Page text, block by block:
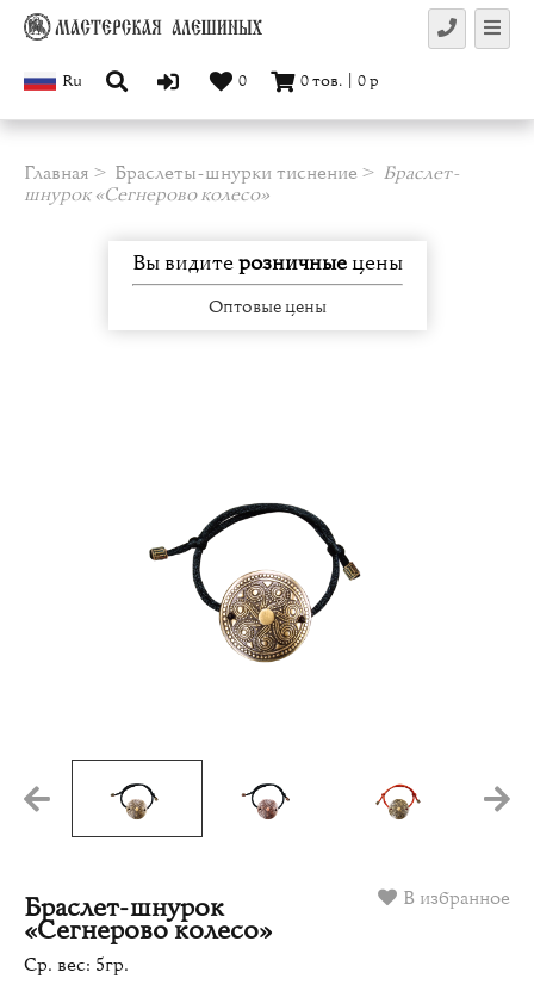
Ru 0 0тов. 0р
Главная Браслеты-шнурки тиснение
Браслет-
шнурок «Сегнерово колесо»
Вы видитерозничныецены
Оптовые цены
В избранное
Браслет-шнурок
«Сегнерово колесо»
Ср. вес: 5гр.